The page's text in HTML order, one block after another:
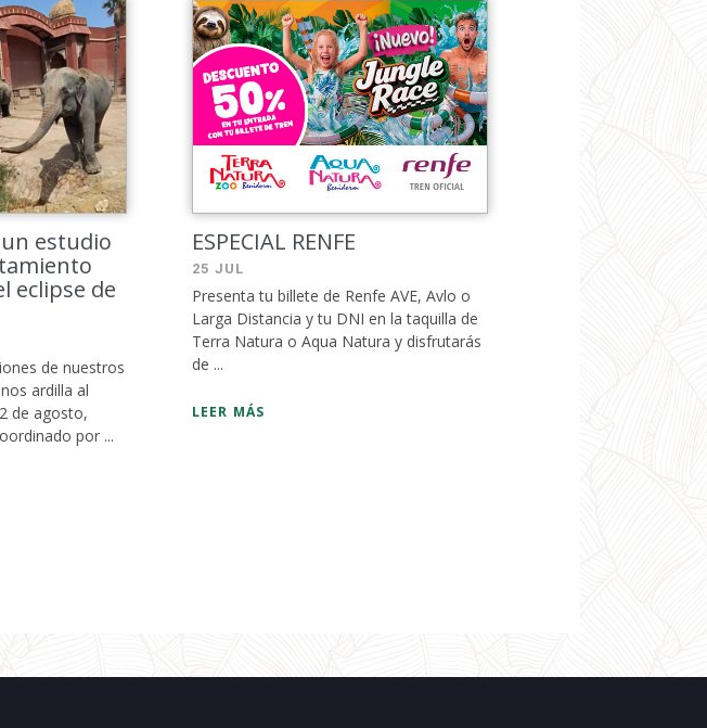
estudio
eclipse de
de nuestros
ardilla al
de agosto,
por ...
ESPECIAL RENFE
25 JUL
Presenta tu billete de Renfe AVE, Avlo o
Larga Distancia y tu DNI en la taquilla de
Terra Natura o Aqua Natura y disfrutarás
de ...
LEER MÁS